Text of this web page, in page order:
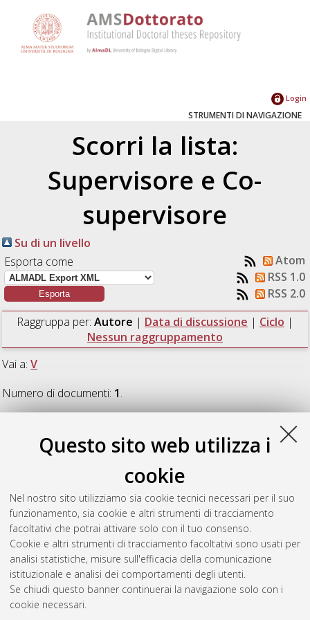
Questo sito web utilizza i
cookie
Nel nostro sito utilizziamo sia cookie tecnici necessari per il suo
funzionamento, sia cookie e altri strumenti di tracciamento
facoltativi che potrai attivare solo con il tuo consenso.
Cookie e altri strumenti di tracciamento facoltativi sono usati per
analisi statistiche, misure sull'efficacia della comunicazione
istituzionale e analisi dei comportamenti degli utenti.
Se chiudi questo banner continuerai la navigazione solo con i
cookie necessari.
Login
STRUMENTI DI NAVIGAZIONE
Scorri la lista:
Supervisore e Co-
supervisore
Su di un livello
Esporta come
Atom
RSS 1.0
RSS 2.0
Raggruppa per: Autore | Data di discussione | Ciclo |
Nessun raggruppamento
Vai a:V
Numero di documenti: 1.
(2009)Multiple testing in spatial
epidemiology: a Bayesian approach , [Dissertation thesis], Alma
Mater Studiorum Università di Bologna. Dottorato di ricerca in
Metodologia statistica per la ricerca scientifica, 21 Ciclo. DOI
10.6092/unibo/amsdottorato/1564.
Questa lista e' stata generata ilFri Aug 7 20:47:22 2026 CEST
Atom